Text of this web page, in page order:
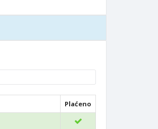
Plaćeno